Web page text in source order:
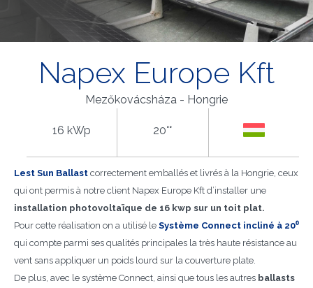
Napex Europe Kft
Mezőkovácsháza - Hongrie
16 kWp 20°°
Lest Sun Ballast correctement emballés et livrés à la Hongrie, ceux
qui ont permis à notre client Napex Europe Kft d’installer une
installation photovoltaïque de 16 kwp sur un toit plat.
Pour cette réalisation on a utilisé le Système Connect incliné à 20⁰
qui compte parmi ses qualités principales la très haute résistance au
vent sans appliquer un poids lourd sur la couverture plate.
De plus, avec le système Connect, ainsi que tous les autres ballasts